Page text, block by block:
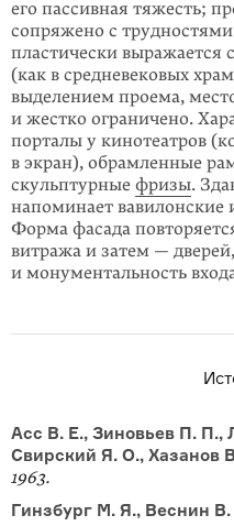
его пассивная тяжесть;
сопряжено с
пластически
(как в средневековых
выделением проема,
и жестко ограничено.
порталы у кино­театров
в экран), обрамленные
скульптурные фризы.
напоминает вави­лонские
Форма фасада
витража и за­тем —
и монумен­тальность
Асс В. Е., Зиновьев П. П.,
Свирский Я. О., Хазанов
1963.
Гинзбург М. Я., Веснин